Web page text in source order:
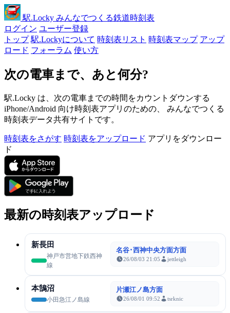
駅.Locky みんなでつくる鉄道時刻表
ログイン ユーザー登録
トップ 駅.Lockyについて 時刻表リスト 時刻表マップ アップ
ロード フォーラム 使い方
次の電車まで、あと何分?
駅.Locky は、次の電車までの時間をカウントダウンする
iPhone/Android 向け時刻表アプリのための、 みんなでつくる
時刻表データ共有サイトです。
時刻表をさがす 時刻表をアップロード アプリをダウンロー
ド
最新の時刻表アップロード
新長田
神戸市営地下鉄西神
線
名谷･西神中央方面方面
26/08/03 21:05 jettleigh
本鵠沼
小田急江ノ島線
片瀬江ノ島方面
26/08/01 09:52 tsrknic